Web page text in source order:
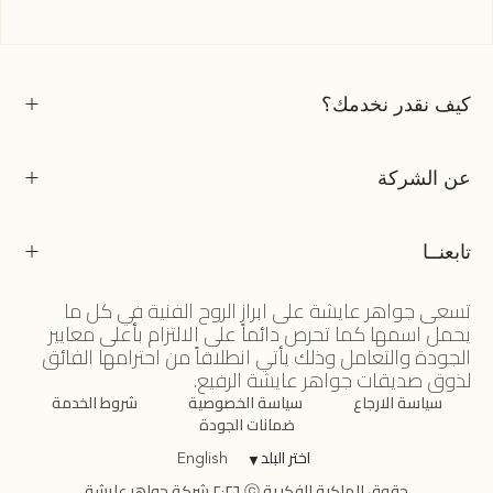
كيف نقدر نخدمك؟
عن الشركة
تابعنــا
تسعى جواهر عايشة على ابراز الروح الفنية في كل ما
يحمل اسمها كما تحرص دائماً على الالتزام بأعلى معايير
الجودة والتعامل وذلك يأتي انطلاقاً من احترامها الفائق
لذوق صديقات جواهر عايشة الرفيع.
سياسة الارجاع سياسة الخصوصية شروط الخدمة
ضمانات الجودة
اختر البلد▼
English